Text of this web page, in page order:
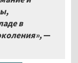
в
—